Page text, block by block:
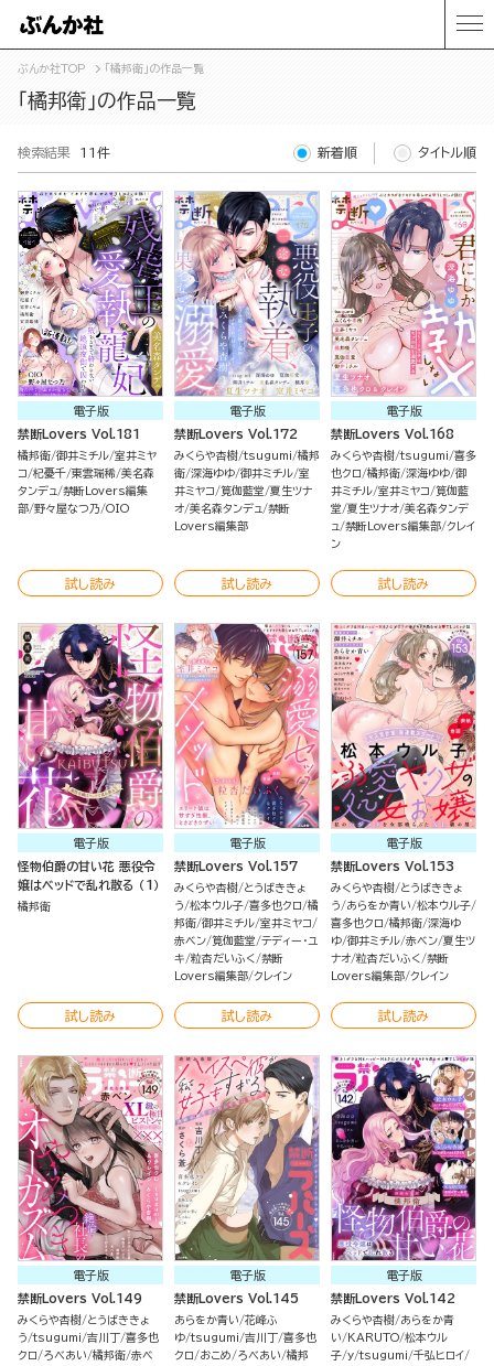
ぶんか社TOP 「橘邦衛」の作品一覧
「橘邦衛」の作品一覧
検索結果 11件 新着順 タイトル順
電子版
禁断Lovers Vol.181
橘邦衛 御井ミチル 室井ミヤ
コ 杞憂千 東雲瑞稀 美名森
タンデュ 禁断Lovers編集
部 野々屋なつ乃 OIO
試し読み
電子版
禁断Lovers Vol.172
みくらや杏樹 tsugumi 橘邦
衛 深海ゆゆ 御井ミチル 室
井ミヤコ 筧伽藍堂 夏生ツナ
オ 美名森タンデュ 禁断
Lovers編集部
試し読み
電子版
禁断Lovers Vol.168
みくらや杏樹 tsugumi 喜多
也クロ 橘邦衛 深海ゆゆ 御
井ミチル 室井ミヤコ 筧伽藍
堂 夏生ツナオ 美名森タンデ
ュ 禁断Lovers編集部 クレイ
ン
試し読み
電子版
怪物伯爵の甘い花 悪役令
嬢はベッドで乱れ散る （1）
橘邦衛
試し読み
電子版
禁断Lovers Vol.157
みくらや杏樹 とうばききょ
う 松本ウル子 喜多也クロ 橘
邦衛 御井ミチル 室井ミヤコ
赤ベン 筧伽藍堂 テディー・ユ
キ 粒杏だいふく 禁断
Lovers編集部 クレイン
試し読み
電子版
禁断Lovers Vol.153
みくらや杏樹 とうばききょ
う
あらをか青い 松本ウル子
喜多也クロ 橘邦衛 深海ゆ
ゆ 御井ミチル 赤ベン 夏生ツ
ナオ 粒杏だいふく 禁断
Lovers編集部 クレイン
試し読み
電子版
禁断Lovers Vol.149
みくらや杏樹 とうばききょ
う tsugumi 吉川丁 喜多也
クロ
ろべあい 橘邦衛 赤ベ
電子版
禁断Lovers Vol.145
あらをか青い 花峰ふ
ゆ tsugumi 吉川丁 喜多也
クロ
おこめ ろべあい 橘邦
電子版
禁断Lovers Vol.142
みくらや杏樹 あらをか青
い
KARUTO 松本ウル
子 y tsugumi 千弘ヒロイ